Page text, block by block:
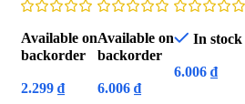
Available on
backorder
2.299 ₫
– Mét
Available on
backorder
6.006 ₫
Mét
In stock
6.006 ₫